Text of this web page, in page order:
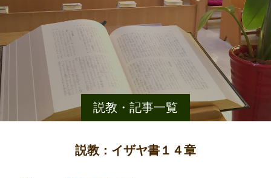
説教・記事一覧
説教：イザヤ書１４章